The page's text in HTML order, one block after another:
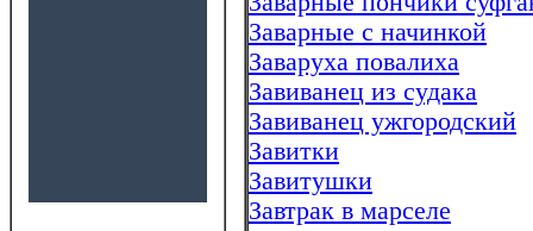
Заварные с начинкой
Заваруха повалиха
Завиванец из судака
Завиванец ужгородский
Завитки
Завитушки
Завтрак в марселе